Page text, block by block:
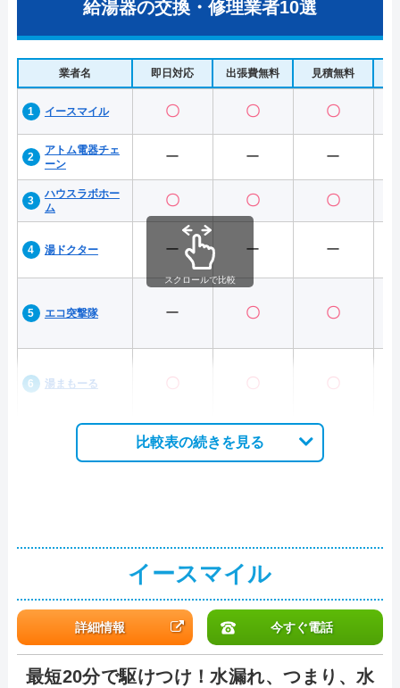
給湯器の交換・修理業者10選
業者名 即日対応 出張費無料 見積無料
イースマイル 〇 〇 〇
アトム電器チェ
ーン
ー ー ー
ハウスラボホー
ム
〇 〇 〇
湯ドクター ー ー ー
エコ突撃隊 ー 〇 〇
湯まもーる 〇 〇 〇
スクロールで比較
比較表の続きを見る
イースマイル
詳細情報 今すぐ電話
最短20分で駆けつけ！水漏れ、つまり、水